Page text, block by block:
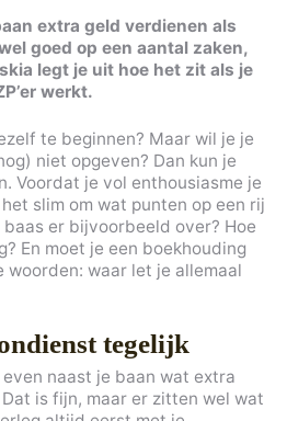
extra geld verdienen als
goed op een aantal zaken,
legt je uit hoe het zit als je
werkt.
te beginnen? Maar wil je je
niet opgeven? Dan kun je
Voordat je vol enthousiasme je
slim om wat punten op een rij
er bijvoorbeeld over? Hoe
En moet je een boekhouding
woorden: waar let je allemaal
tegelijk
naast je baan wat extra
Dat is fijn, maar er zitten wel wat